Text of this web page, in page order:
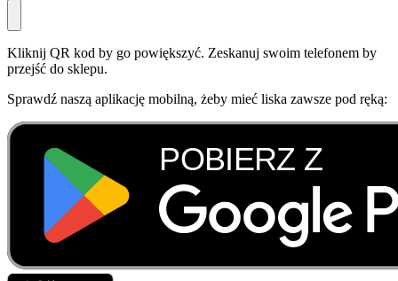
Kliknij QR kod by go powiększyć. Zeskanuj swoim telefonem by
przejść do sklepu.
Sprawdź naszą aplikację mobilną, żeby mieć liska zawsze pod ręką: